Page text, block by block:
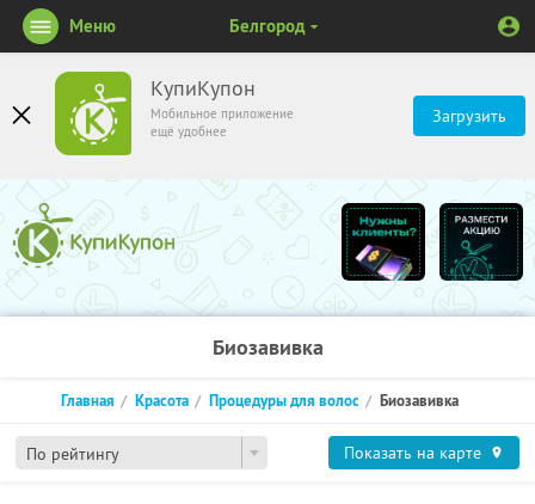
КупиКупон
Мобильное приложение
ещё удобнее
Загрузить
Меню Белгород
Биозавивка
По рейтингу
Главная Красота Процедуры для волос Биозавивка
Показать на карте